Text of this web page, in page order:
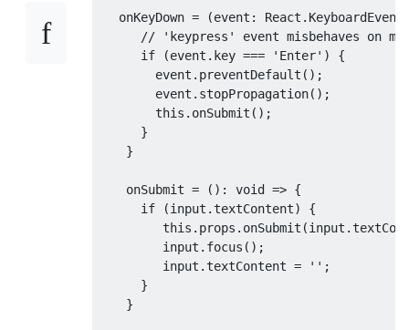
   onKeyDown
= (event : React . KeyboardEvent
// 'keypress' event misbehaves on
if
(event . key === 'Enter' )
{
        event
. preventDefault ();
        event
. stopPropagation();
this . onSubmit ();
}
}
    onSubmit
= (): void => {
if
(input .textContent)
{
this . props . onSubmit (input .
         input
. focus ();
         input
.textContent = '' ;
}
}